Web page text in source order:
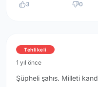
3 0
Tehlikeli
1 yıl önce
Şüpheli şahıs. Milleti